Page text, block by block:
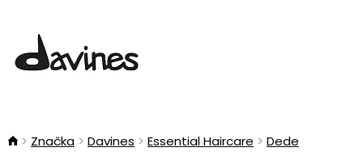
Značka Davines Essential Haircare Dede